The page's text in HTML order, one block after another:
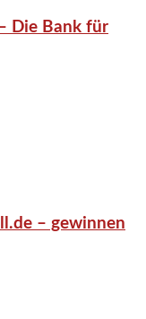
Die Bank für
– gewinnen